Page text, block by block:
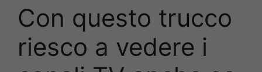
Con questo trucco
riesco a vedere i